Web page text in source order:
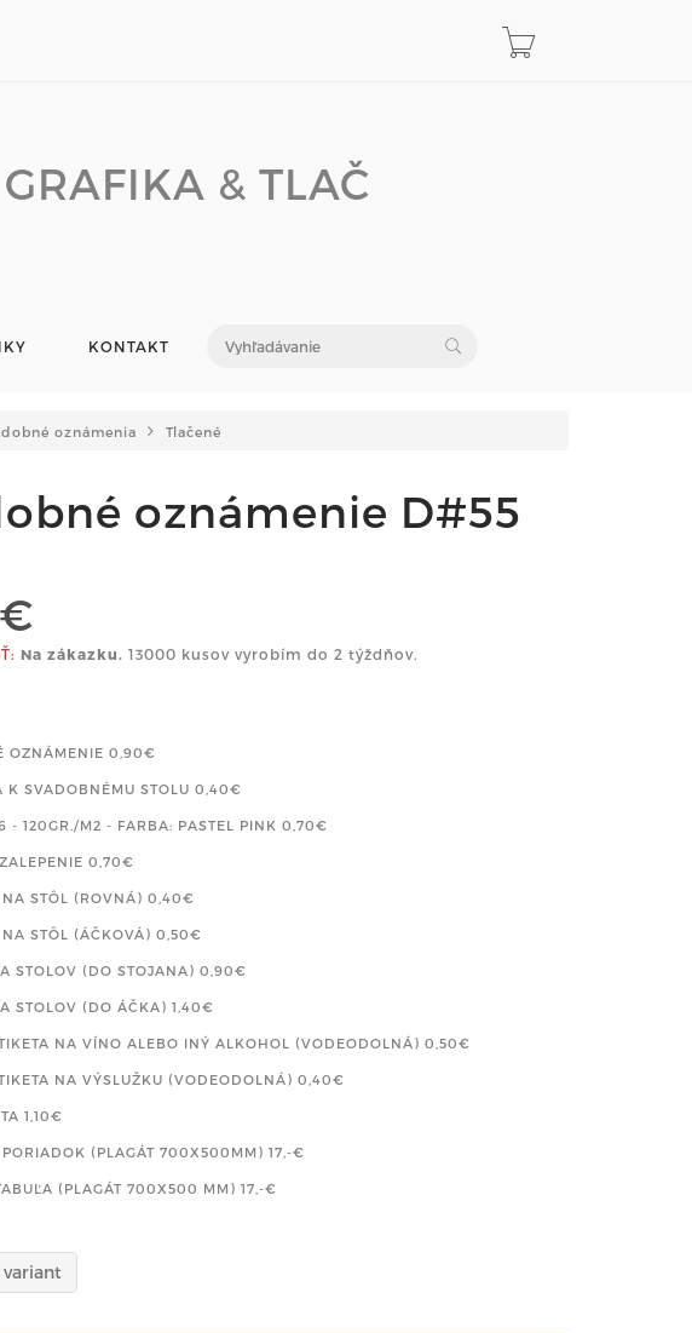
& TLAČ
KONTAKT
oznámenia Tlačené
oznámenie D#55
Na zákazku. 13000 kusov vyrobím do 2 týždňov.
OZNÁMENIE 0,90€
K SVADOBNÉMU STOLU 0,40€
- 120GR./M2 - FARBA: PASTEL PINK 0,70€
0,70€
STÔL (ROVNÁ) 0,40€
STÔL (ÁČKOVÁ) 0,50€
STOLOV (DO STOJANA) 0,90€
STOLOV (DO ÁČKA) 1,40€
NA VÍNO ALEBO INÝ ALKOHOL (VODEODOLNÁ) 0,50€
NA VÝSLUŽKU (VODEODOLNÁ) 0,40€
1,10€
(PLAGÁT 700X500MM) 17,-€
(PLAGÁT 700X500 MM) 17,-€